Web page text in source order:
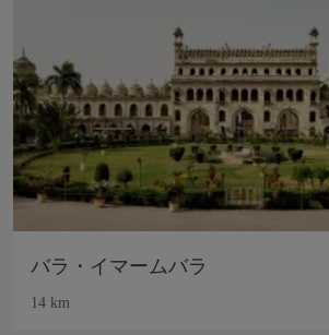
バラ・イマームバラ
14 km